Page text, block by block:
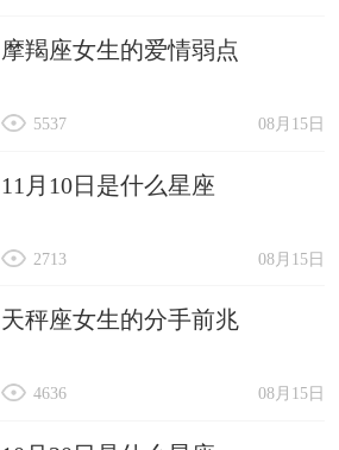
摩羯座女生的爱情弱点
08月15日
5537
11月10日是什么星座
08月15日
2713
天秤座女生的分手前兆
08月15日
4636